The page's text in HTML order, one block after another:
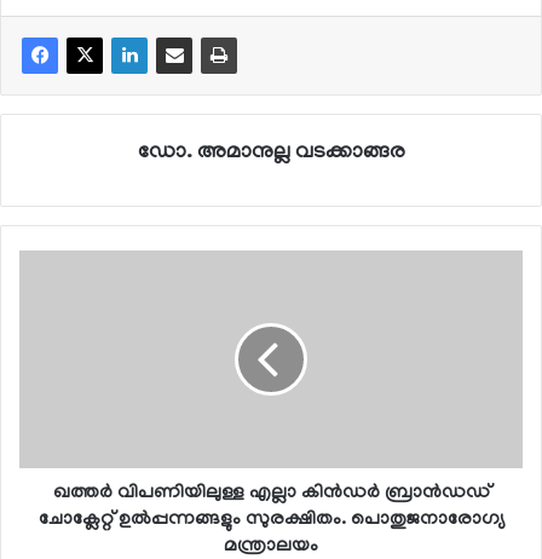
ഡോ. അമാനുല്ല വടക്കാങ്ങര
ഖത്തര്‍ വിപണിയിലുള്ള എല്ലാ കിന്‍ഡര്‍ ബ്രാന്‍ഡഡ്
ചോക്ലേറ്റ് ഉല്‍പ്പന്നങ്ങളും സുരക്ഷിതം. പൊതുജനാരോഗ്യ
മന്ത്രാലയം